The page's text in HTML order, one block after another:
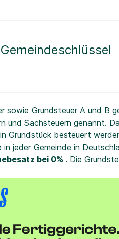
sowie Grundsteuer A und B
und Sachsteuern genannt.
Grundstück besteuert
in jeder Gemeinde in
bei 0% . Die